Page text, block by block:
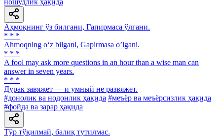
ношудлик ҳақида
Аҳмоқнинг ўз билгани, Гапирмаса ўлгани.
* * *
Ahmoqning o‘z bilgani, Gapirmasa o’lgani.
* * *
A fool may ask more questions in an hour than a wise man can
answer in seven years.
* * *
Дурак завяжет — и умный не развяжет.
#донолик ва нодонлик ҳақида #меъёр ва меъёрсизлик ҳақида
#фойда ва зарар ҳақида
Тўр тўқилмай, балиқ тутилмас.